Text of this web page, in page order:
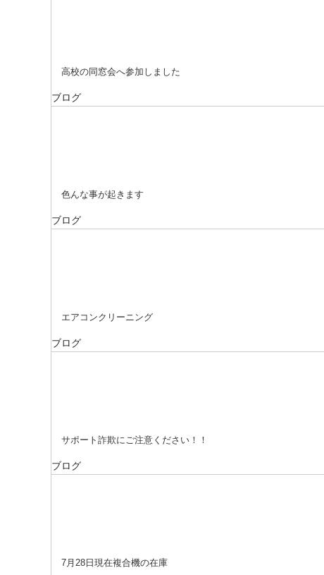
高校の同窓会へ参加しました
ブログ
色んな事が起きます
ブログ
エアコンクリーニング
ブログ
サポート詐欺にご注意ください！！
ブログ
7月28日現在複合機の在庫